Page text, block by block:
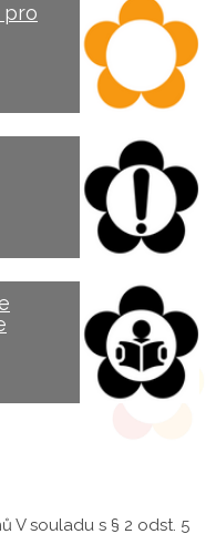
pro
V souladu s § 2 odst. 5